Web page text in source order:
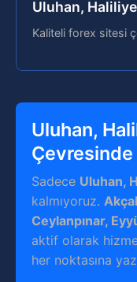
Uluhan,
Kaliteli forex sitesi
Uluhan,
Sadece Uluhan,
kalmıyoruz.
Ceylanpınar,
aktif olarak
her noktasına